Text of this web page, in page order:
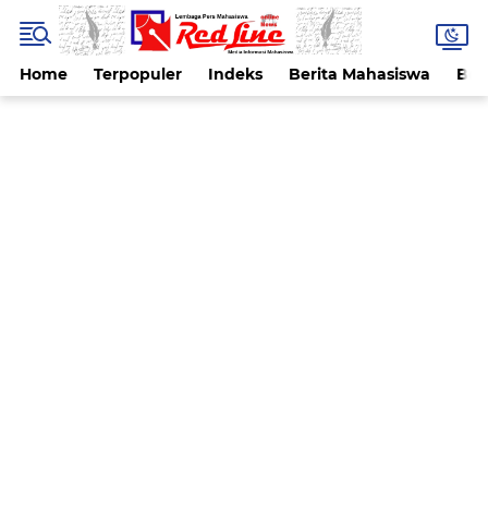
Home Terpopuler Indeks Berita Mahasiswa